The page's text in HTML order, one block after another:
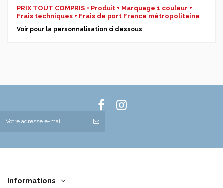
PRIX TOUT COMPRIS = Produit + Marquage 1 couleur +
Frais techniques + Frais de port France métropolitaine
Voir pour la personnalisation ci dessous
Informations